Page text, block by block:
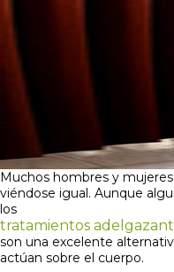
Muchos hombres y
viéndose igual. Aunque
los
tratamientos
son una excelente
actúan sobre el cuerpo.